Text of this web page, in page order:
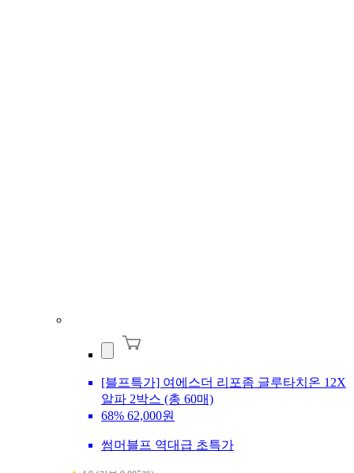
[블프특가] 여에스더 리포좀 글루타치온 12X
알파 2박스 (총 60매)
68% 62,000원
썸머블프 역대급 초특가